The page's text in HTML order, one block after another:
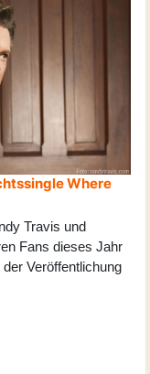
Where
Travis und
Fans dieses Jahr
Veröffentlichung